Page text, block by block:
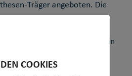
Träger angeboten. Die
Aktion ist für alle
offen, eine Mitgliedschaft in
erforderlich.
COOKIES